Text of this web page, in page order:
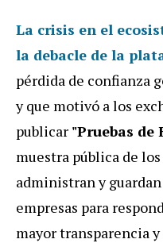
La crisis en el
la debacle de la
pérdida de confianza
y que motivó a los
publicar "Pruebas de
muestra pública de
administran y
empresas para
mayor transparencia